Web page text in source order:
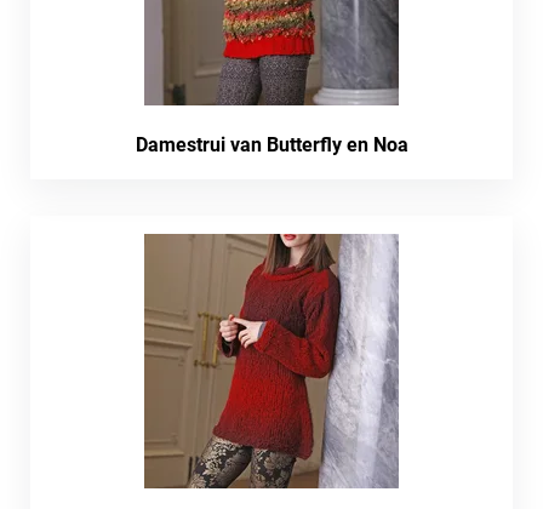
Damestrui van Butterfly en Noa